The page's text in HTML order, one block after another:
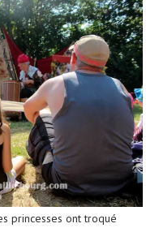
princesses ont troqué